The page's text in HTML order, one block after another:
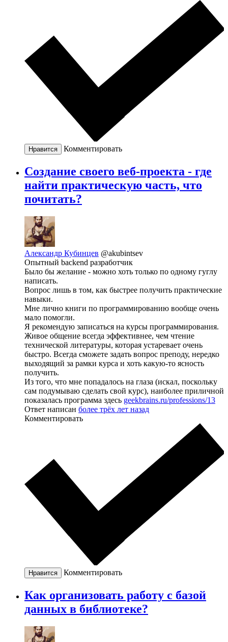
Нравится Комментировать
Создание своего веб-проекта - где
найти практическую часть, что
почитать?
Александр Кубинцев @akubintsev
Опытный backend разработчик
Было бы желание - можно хоть только по одному гуглу
написать.
Вопрос лишь в том, как быстрее получить практические
навыки.
Мне лично книги по программированию вообще очень
мало помогли.
Я рекомендую записаться на курсы программирования.
Живое общение всегда эффективнее, чем чтение
технической литературы, которая устаревает очень
быстро. Всегда сможете задать вопрос преподу, нередко
выходящий за рамки курса и хоть какую-то ясность
получить.
Из того, что мне попадалось на глаза (искал, поскольку
сам подумываю сделать свой курс), наиболее приличной
показалась программа здесь geekbrains.ru/professions/13
Ответ написан более трёх лет назад
Комментировать
Нравится Комментировать
Как организовать работу с базой
данных в библиотеке?